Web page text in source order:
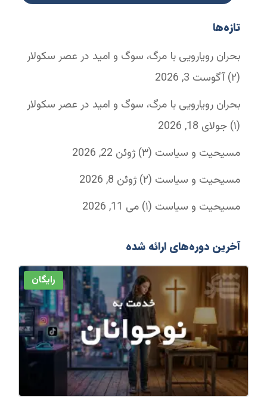
تازه‌ها
بحران رویارویی با مرگ، سوگ و امید در عصر سکولار
(۲)
آگوست 3, 2026
بحران رویارویی با مرگ، سوگ و امید در عصر سکولار
(۱) جولای 18, 2026
مسیحیت و سیاست (۳)
ژوئن 22, 2026
مسیحیت و سیاست (۲)
ژوئن 8, 2026
مسیحیت و سیاست (۱) می 11, 2026
آخرین دوره‌های ارائه شده
رایگان